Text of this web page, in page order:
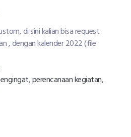
di sini kalian bisa request
, dengan kalender 2022 (file
perencanaan kegiatan,